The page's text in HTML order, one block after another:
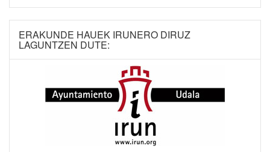
ERAKUNDE HAUEK IRUNERO DIRUZ
LAGUNTZEN DUTE: